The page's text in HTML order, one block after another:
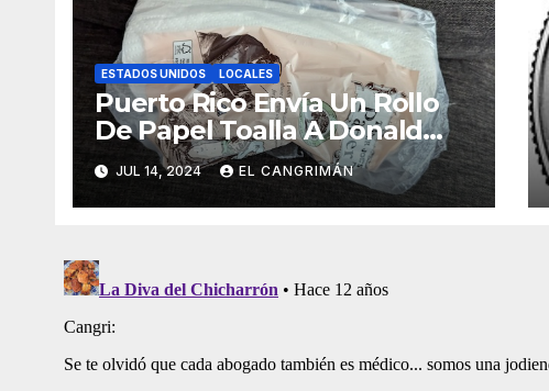
ESTADOS UNIDOS LOCALES
Puerto Rico Envía Un Rollo
De Papel Toalla A Donald
Trump Pa’ Que Use Las Hojas
De Curita
JUL 14, 2024 EL CANGRIMÁN